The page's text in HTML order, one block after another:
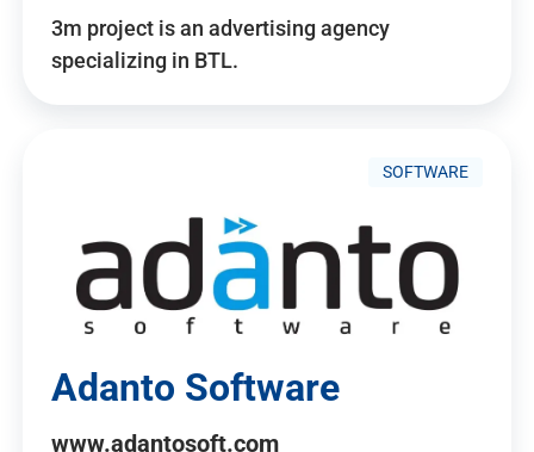
3m project is an advertising agency
specializing in BTL.
SOFTWARE
Adanto Software
www.adantosoft.com